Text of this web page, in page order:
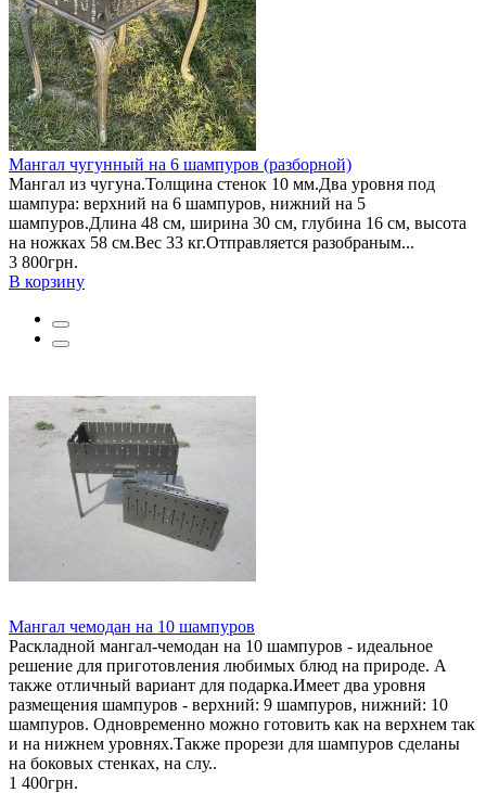
Мангал чугунный на 6 шампуров (разборной)
Мангал из чугуна.Толщина стенок 10 мм.Два уровня под
шампура: верхний на 6 шампуров, нижний на 5
шампуров.Длина 48 см, ширина 30 см, глубина 16 см, высота
на ножках 58 см.Вес 33 кг.Отправляется разобраным...
3 800грн.
В корзину
Мангал чемодан на 10 шампуров
Раскладной мангал-чемодан на 10 шампуров - идеальное
решение для приготовления любимых блюд на природе. А
также отличный вариант для подарка.Имеет два уровня
размещения шампуров - верхний: 9 шампуров, нижний: 10
шампуров. Одновременно можно готовить как на верхнем так
и на нижнем уровнях.Также прорези для шампуров сделаны
на боковых стенках, на слу..
1 400грн.